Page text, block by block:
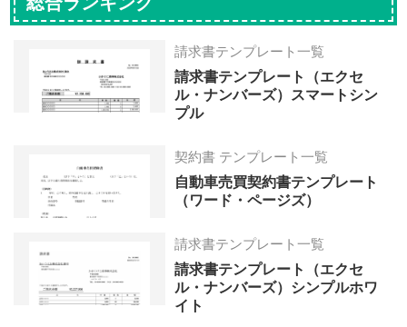
請求書テンプレート一覧
請求書テンプレート（エクセ
ル・ナンバーズ）スマートシン
プル
契約書 テンプレート一覧
自動車売買契約書テンプレート
（ワード・ページズ）
請求書テンプレート一覧
請求書テンプレート（エクセ
ル・ナンバーズ）シンプルホワ
イト